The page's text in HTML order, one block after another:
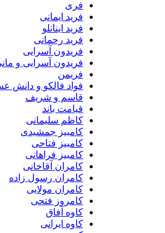
فرید ایمانی
فرید اینانلو
فرید رحمانی
فریدون آسرایی
فریدون آسرایی و مانی رهنما
فواد فالکو و دانش عسکری
قاسم و شریف
قیامت باند
کاظم سلیمانی
کامبیز جمشیدی
کامبیز فتاحی
کامبیز فراهانی
کامران آقاخانی
کامران رسول زاده
کامران مولایی
کامروز فتحی
کاوه آفاق
کاوه ایرانی